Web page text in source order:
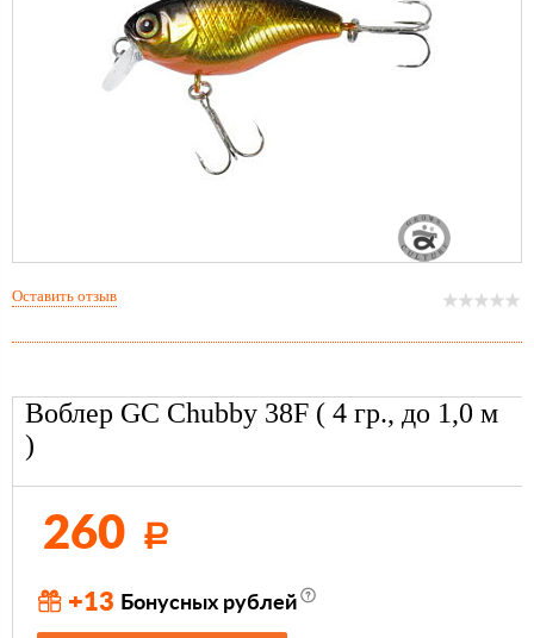
Воблер GC Chubby 38F ( 4 гр., до 1,0 м
)
260 Р
+13 Бонусных рублей
Оставить отзыв